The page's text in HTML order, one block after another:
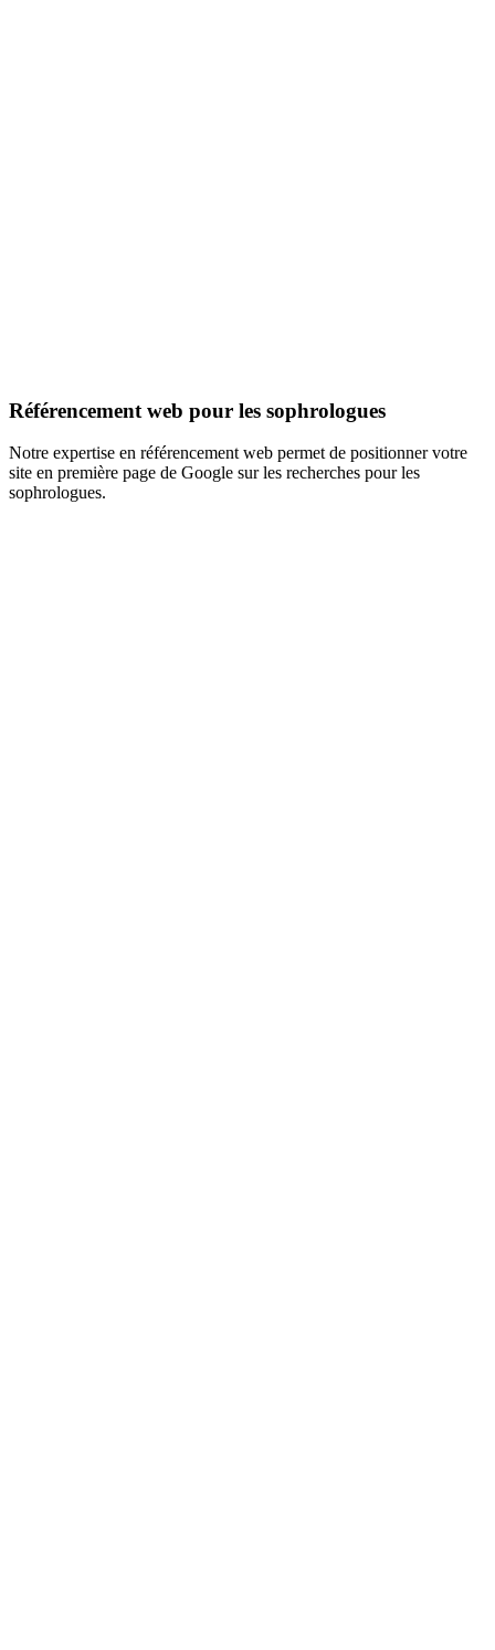
Référencement web pour les sophrologues
Notre expertise en référencement web permet de positionner votre
site en première page de Google sur les recherches pour les
sophrologues.